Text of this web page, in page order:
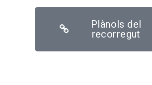
Plànols del
recorregut